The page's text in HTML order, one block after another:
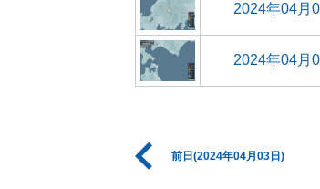
2024年04月
2024年04月
前日(2024年04月03日)